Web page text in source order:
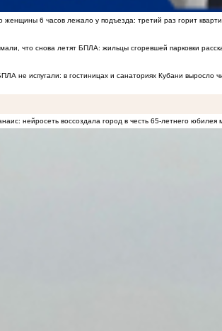
женщины 6 часов лежало у подъезда: третий раз горит
что снова летят БПЛА: жильцы сгоревшей парковки
не испугали: в гостиницах и санаториях Кубани выросло
нейросеть воссоздала город в честь 65-летнего юбилея